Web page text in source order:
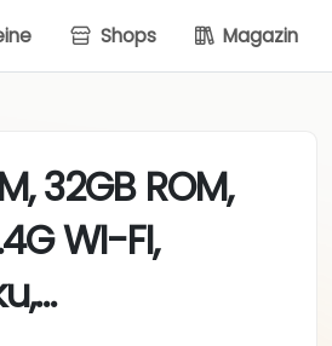
Shops Magazin
32GB ROM,
WI-FI,